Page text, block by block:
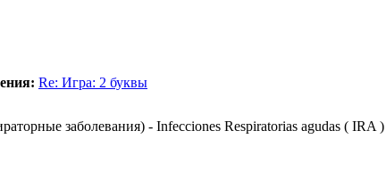
Re: Игра: 2 буквы
заболевания) - Infecciones Respiratorias agudas ( IRA )